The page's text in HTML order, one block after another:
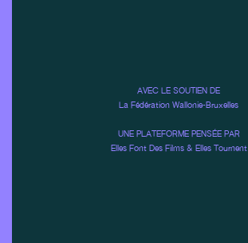
AVEC LE SOUTIEN DE
La Fédération Wallonie-Bruxelles
UNE PLATEFORME PENSÉE PAR
Elles Font Des Films & Elles Tournent